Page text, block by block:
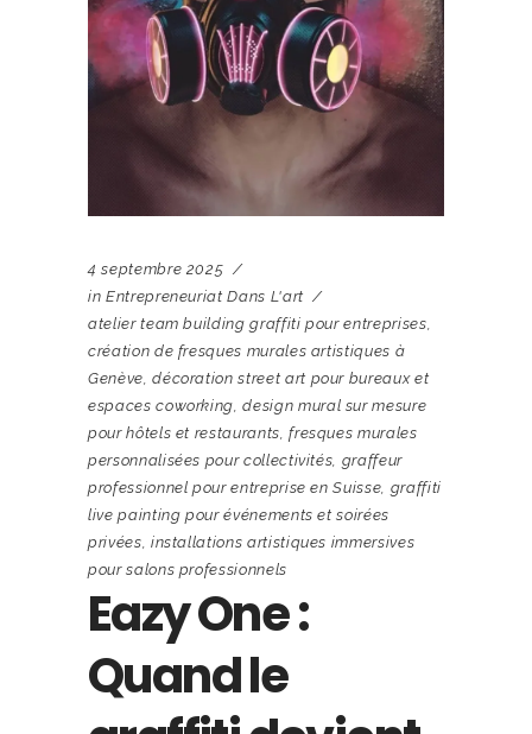
4 septembre 2025
in Entrepreneuriat Dans L'art
atelier team building graffiti pour entreprises
création de fresques murales artistiques à
Genève ,décoration street art pour bureaux et
espaces coworking ,design mural sur mesure
pour hôtels et restaurants ,fresques murales
personnalisées pour collectivités graffeur
professionnel pour entreprise en Suisse graffiti
live painting pour événements et soirées
privées installations artistiques immersives
pour salons professionnels
Eazy One :
Quand le